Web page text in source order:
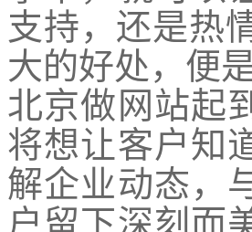
支持，还是热
大的好处，便
北京做网站起
将想让客户知
解企业动态，
户留下深刻而